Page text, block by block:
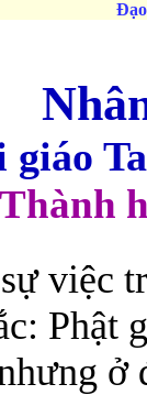
giáo
việc
Phật
ở